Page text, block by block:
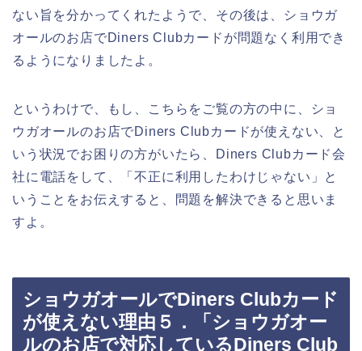
ない旨を分かってくれたようで、その後は、ショウガ
オールのお店でDiners Clubカードが問題なく利用でき
るようになりましたよ。
というわけで、もし、こちらをご覧の方の中に、ショ
ウガオールのお店でDiners Clubカードが使えない、と
いう状況でお困りの方がいたら、Diners Clubカード会
社に電話をして、「不正に利用したわけじゃない」と
いうことをお伝えすると、問題を解決できると思いま
すよ。
ショウガオールでDiners Clubカード
が使えない理由５．「ショウガオー
ルのお店で対応しているDiners Club